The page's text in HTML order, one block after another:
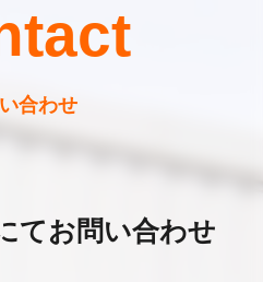
合わせ
てお問い合わせ